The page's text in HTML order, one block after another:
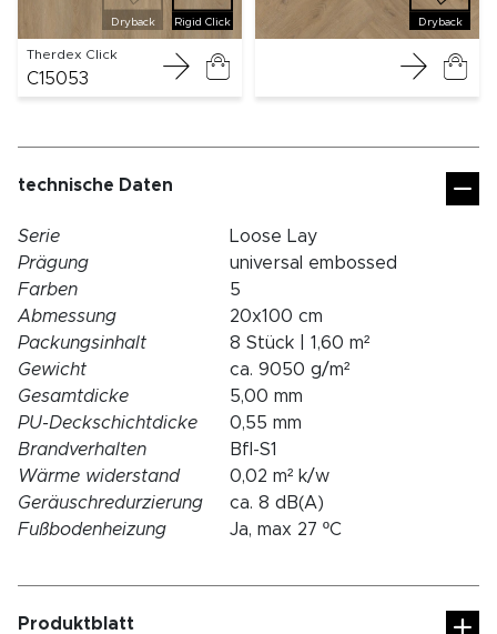
Rigid Click
Dryback
Therdex Click
C15053
Dryback
technische Daten
Serie
Loose Lay
Prägung
universal embossed
Farben
5
Abmessung
20x100 cm
Packungsinhalt
8 Stück | 1,60 m²
Gewicht
ca. 9050 g/m²
Gesamtdicke
5,00 mm
PU-Deckschichtdicke
0,55 mm
Brandverhalten
Bfl-S1
Wärme widerstand
0,02 m² k/w
Geräuschredurzierung
ca. 8 dB(A)
Fußbodenheizung
Ja, max 27 ºC
Produktblatt